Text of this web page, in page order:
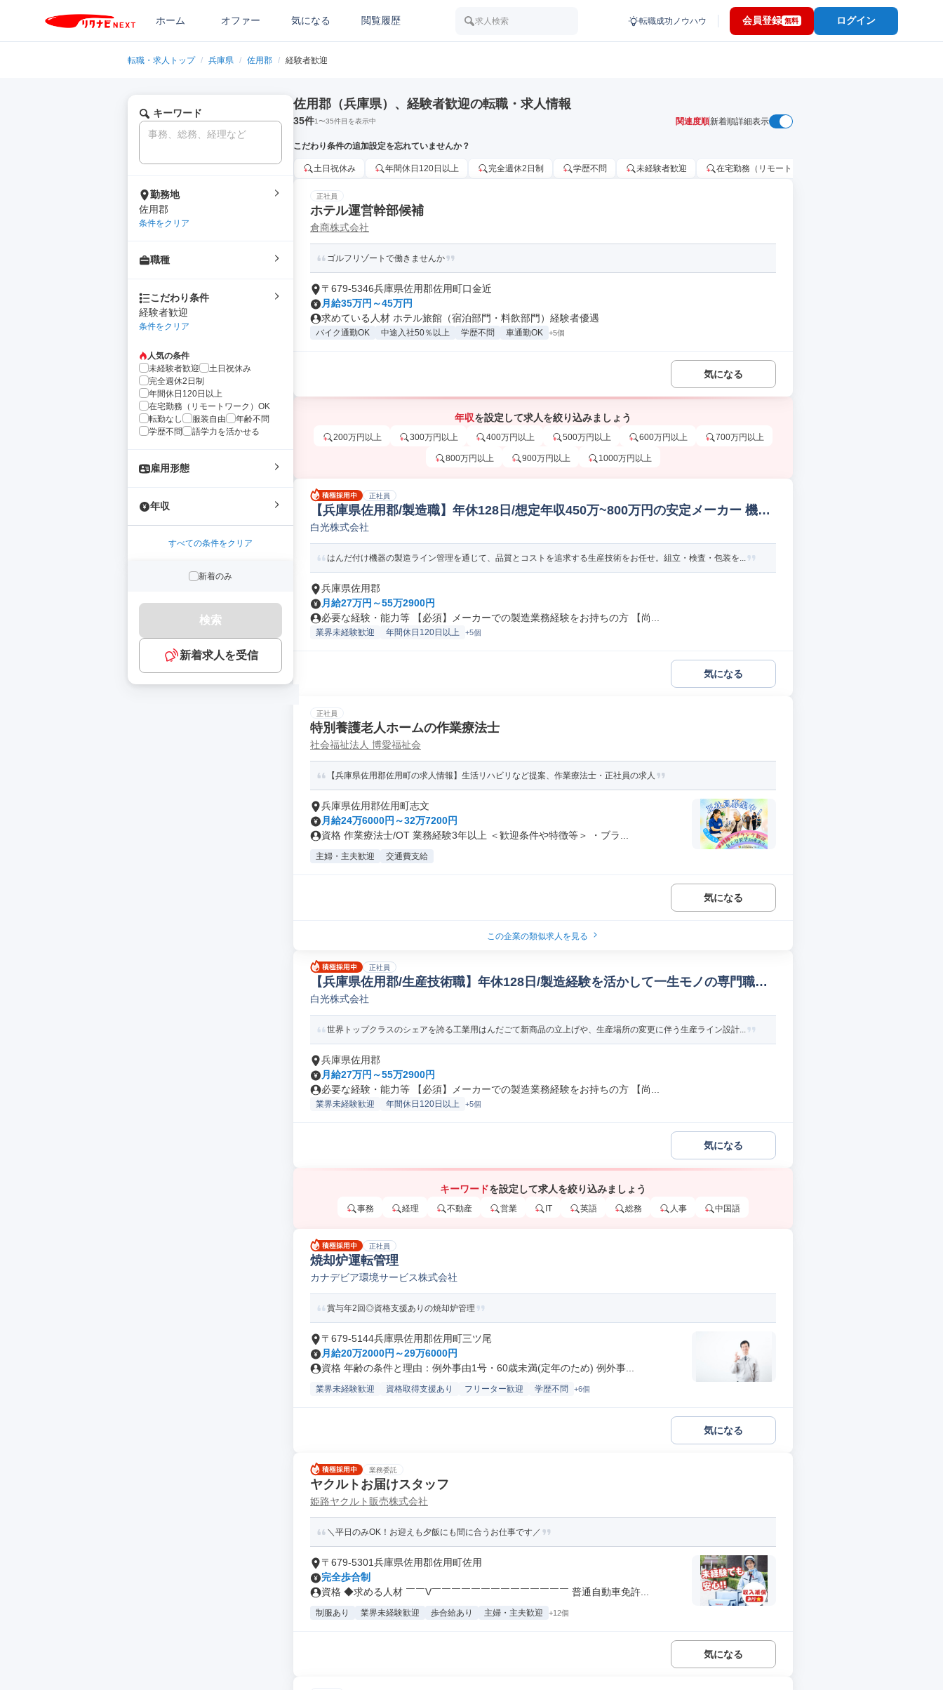
ホーム オファー 気になる 閲覧履歴 求人検索 転職成功ノウハウ 会員登録 無料 ログイン
転職・求人トップ / 兵庫県 / 佐用郡 / 経験者歓迎
キーワード
勤務地
佐用郡
条件をクリア
職種
こだわり条件
経験者歓迎
条件をクリア
人気の条件
未経験者歓迎
土日祝休み
完全週休2日制
年間休日120日以上
在宅勤務（リモートワーク）OK
転勤なし
服装自由
年齢不問
学歴不問
語学力を活かせる
雇用形態
年収
すべての条件をクリア
新着のみ
検索
新着求人を受信
佐用郡（兵庫県）、経験者歓迎の転職・求人情報
35件1〜35件目を表示中 関連度順新着順詳細表示
こだわり条件の追加設定を忘れていませんか？
土日祝休み 年間休日120日以上 完全週休2日制 学歴不問 未経験者歓迎 在宅勤務（リモートワーク）OK
正社員
ホテル運営幹部候補
倉商株式会社
ゴルフリゾートで働きませんか
〒679-5346兵庫県佐用郡佐用町口金近
月給35万円～45万円
求めている人材 ホテル旅館（宿泊部門・料飲部門）経験者優遇
バイク通勤OK 中途入社50％以上 学歴不問 車通勤OK +5個
気になる
年収を設定して求人を絞り込みましょう
200万円以上 300万円以上 400万円以上 500万円以上 600万円以上 700万円以上
800万円以上 900万円以上 1000万円以上
正社員
【兵庫県佐用郡/製造職】年休128日/想定年収450万~800万円の安定メーカー 機械
生産技術
白光株式会社
はんだ付け機器の製造ライン管理を通じて、品質とコストを追求する生産技術をお任せ。組立・検査・包装を...
兵庫県佐用郡
月給27万円～55万2900円
必要な経験・能力等 【必須】メーカーでの製造業務経験をお持ちの方 【尚...
業界未経験歓迎 年間休日120日以上 +5個
気になる
正社員
特別養護老人ホームの作業療法士
社会福祉法人 博愛福祉会
【兵庫県佐用郡佐用町の求人情報】生活リハビリなど提案、作業療法士・正社員の求人
兵庫県佐用郡佐用町志文
月給24万6000円～32万7200円
資格 作業療法士/OT 業務経験3年以上 ＜歓迎条件や特徴等＞ ・ブラ...
主婦・主夫歓迎 交通費支給
気になる
この企業の類似求人を見る
正社員
【兵庫県佐用郡/生産技術職】年休128日/製造経験を活かして一生モノの専門職へ
機械生産技術
白光株式会社
世界トップクラスのシェアを誇る工業用はんだごて新商品の立上げや、生産場所の変更に伴う生産ライン設計...
兵庫県佐用郡
月給27万円～55万2900円
必要な経験・能力等 【必須】メーカーでの製造業務経験をお持ちの方 【尚...
業界未経験歓迎 年間休日120日以上 +5個
気になる
キーワードを設定して求人を絞り込みましょう
事務 経理 不動産 営業 IT 英語 総務 人事 中国語
正社員
焼却炉運転管理
カナデビア環境サービス株式会社
賞与年2回◎資格支援ありの焼却炉管理
〒679-5144兵庫県佐用郡佐用町三ツ尾
月給20万2000円～29万6000円
資格 年齢の条件と理由：例外事由1号・60歳未満(定年のため) 例外事...
業界未経験歓迎 資格取得支援あり フリーター歓迎 学歴不問 +6個
気になる
業務委託
ヤクルトお届けスタッフ
姫路ヤクルト販売株式会社
＼平日のみOK！お迎えも夕飯にも間に合うお仕事です／
〒679-5301兵庫県佐用郡佐用町佐用
完全歩合制
資格 ◆求める人材 ￣￣V￣￣￣￣￣￣￣￣￣￣￣￣￣￣ 普通自動車免許...
制服あり 業界未経験歓迎 歩合給あり 主婦・主夫歓迎 +12個
気になる